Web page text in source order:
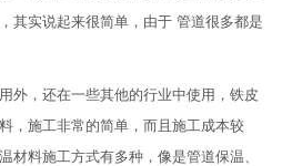
其实说起来很简单，由于 管道很多都是
外，还在一些其他的行业中使用，铁皮
，施工非常的简单，而且施工成本较
材料施工方式有多种，像是管道保温、